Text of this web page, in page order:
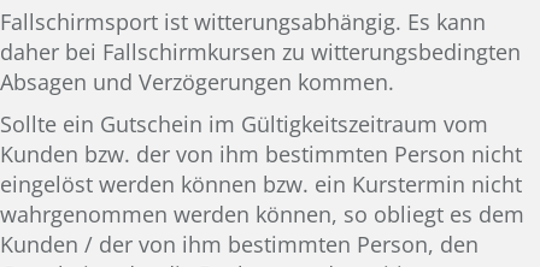
Fallschirmsport ist witterungsabhängig. Es kann
daher bei Fallschirmkursen zu witterungsbedingten
Absagen und Verzögerungen kommen.
Sollte ein Gutschein im Gültigkeitszeitraum vom
Kunden bzw. der von ihm bestimmten Person nicht
eingelöst werden können bzw. ein Kurstermin nicht
wahrgenommen werden können, so obliegt es dem
Kunden / der von ihm bestimmten Person, den